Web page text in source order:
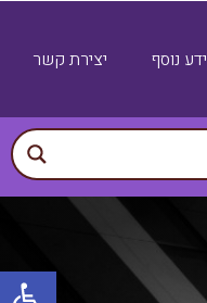
נוסף יצירת קשר